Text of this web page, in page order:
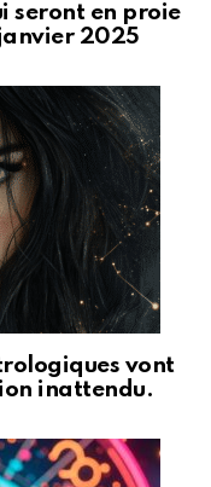
seront en proie
2025
vont
inattendu.